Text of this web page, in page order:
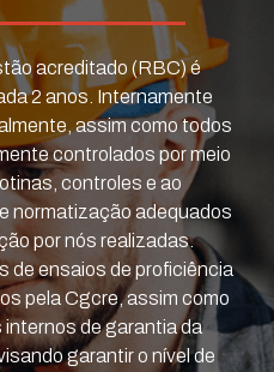
acreditado (RBC) é
2 anos. Internamente
assim como todos
controlados por meio
controles e ao
normatização adequados
por nós realizadas.
de ensaios de proficiência
pela Cgcre, assim como
de garantia da
garantir o nível de